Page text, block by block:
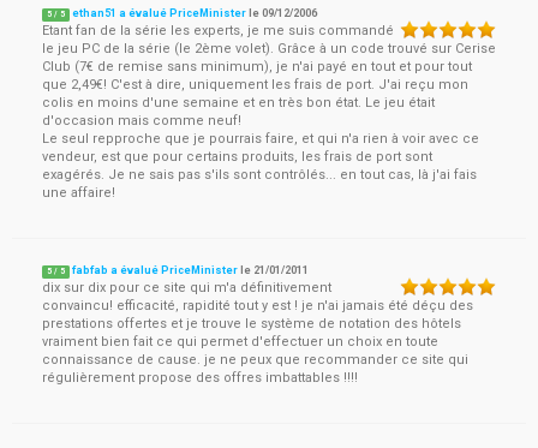
5 / 5 ethan51 a évalué PriceMinister le09/12/2006
Etant fan de la série les experts, je me suis commandé
le jeu PC de la série (le 2ème volet). Grâce à un code trouvé sur Cerise
Club (7€ de remise sans minimum), je n'ai payé en tout et pour tout
que 2,49€! C'est à dire, uniquement les frais de port. J'ai reçu mon
colis en moins d'une semaine et en très bon état. Le jeu était
d'occasion mais comme neuf!
Le seul repproche que je pourrais faire, et qui n'a rien à voir avec ce
vendeur, est que pour certains produits, les frais de port sont
exagérés. Je ne sais pas s'ils sont contrôlés... en tout cas, là j'ai fais
une affaire!
5 / 5 fabfab a évalué PriceMinister le 21/01/2011
dix sur dix pour ce site qui m'a définitivement
convaincu! efficacité, rapidité tout y est ! je n'ai jamais été déçu des
prestations offertes et je trouve le système de notation des hôtels
vraiment bien fait ce qui permet d'effectuer un choix en toute
connaissance de cause. je ne peux que recommander ce site qui
régulièrement propose des offres imbattables !!!!